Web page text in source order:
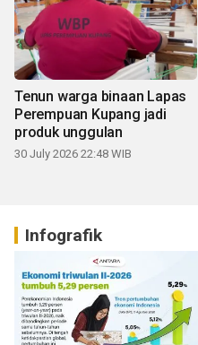
Tenun warga binaan Lapas
Perempuan Kupang jadi
produk unggulan
30 July 2026 22:48 WIB
Infografik